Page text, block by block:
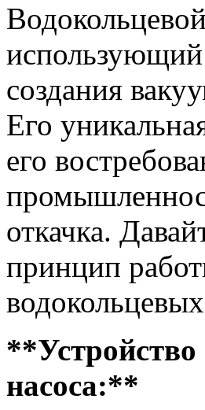
создания
Его
его
откачка.
принцип
насоса:**